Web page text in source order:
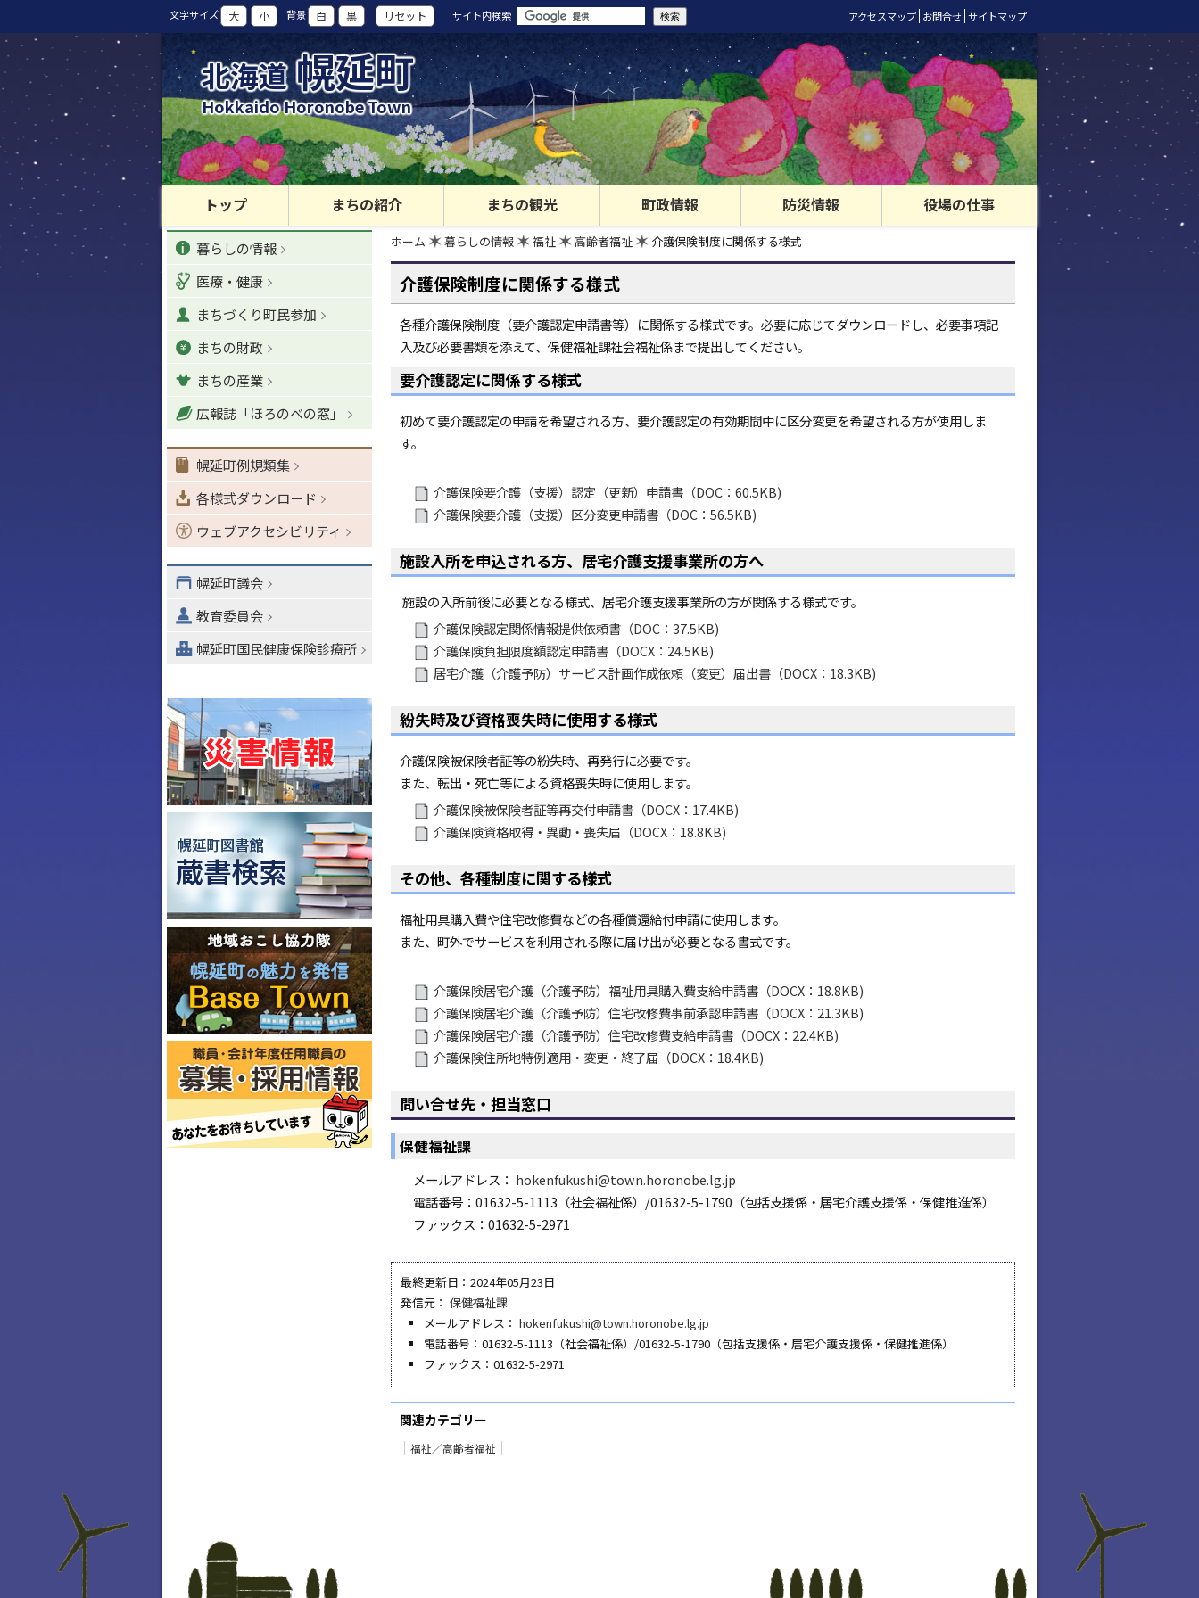
へ
カ
テ
・
メ
ニ
ー
北海道 幌延町
Hokkaido Horonobe Town
文字サイズ 大 小 背景 白 黒 リセット サイト内検索 アクセスマップ お問合せ サイトマップ
トップ まちの紹介 まちの観光 町政情報 防災情報 役場の仕事
現
在
位
階
ホーム 暮らしの情報 福祉 高齢者福祉 介護保険制度に関係する様式
介護保険制度に関係する様式
各種介護保険制度（要介護認定申請書等）に関係する様式です。必要に応じてダウンロードし、必要事項記
入及び必要書類を添えて、保健福祉課社会福祉係まで提出してください。
要介護認定に関係する様式
初めて要介護認定の申請を希望される方、要介護認定の有効期間中に区分変更を希望される方が使用しま
す。
介護保険要介護（支援）認定（更新）申請書（DOC：60.5KB)
介護保険要介護（支援）区分変更申請書（DOC：56.5KB)
施設入所を申込される方、居宅介護支援事業所の方へ
施設の入所前後に必要となる様式、居宅介護支援事業所の方が関係する様式です。
介護保険認定関係情報提供依頼書（DOC：37.5KB)
介護保険負担限度額認定申請書（DOCX：24.5KB)
居宅介護（介護予防）サービス計画作成依頼（変更）届出書（DOCX：18.3KB)
紛失時及び資格喪失時に使用する様式
介護保険被保険者証等の紛失時、再発行に必要です。
また、転出・死亡等による資格喪失時に使用します。
介護保険被保険者証等再交付申請書（DOCX：17.4KB)
介護保険資格取得・異動・喪失届（DOCX：18.8KB)
その他、各種制度に関する様式
福祉用具購入費や住宅改修費などの各種償還給付申請に使用します。
また、町外でサービスを利用される際に届け出が必要となる書式です。
介護保険居宅介護（介護予防）福祉用具購入費支給申請書（DOCX：18.8KB)
介護保険居宅介護（介護予防）住宅改修費事前承認申請書（DOCX：21.3KB)
介護保険居宅介護（介護予防）住宅改修費支給申請書（DOCX：22.4KB)
介護保険住所地特例適用・変更・終了届（DOCX：18.4KB)
問い合せ先・担当窓口
保健福祉課
メールアドレス： hokenfukushi@town.horonobe.lg.jp
電話番号：01632-5-1113（社会福祉係）/01632-5-1790（包括支援係・居宅介護支援係・保健推進係）
ファックス：01632-5-2971
最終更新日：2024年05月23日
発信元： 保健福祉課
メールアドレス： hokenfukushi@town.horonobe.lg.jp
電話番号：01632-5-1113（社会福祉係）/01632-5-1790（包括支援係・居宅介護支援係・保健推進係）
ファックス：01632-5-2971
関連カテゴリー
福祉／高齢者福祉
カ
テ
ゴ
リ
ー
暮らしの情報
医療・健康
まちづくり町民参加
まちの財政
まちの産業
広報誌「ほろのべの窓」
幌延町例規類集
各様式ダウンロード
ウェブアクセシビリティ
幌延町議会
教育委員会
幌延町国民健康保険診療所